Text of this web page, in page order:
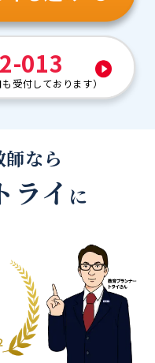
013
受付しております）
なら
ライ に